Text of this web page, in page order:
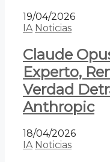
19/04/2026
IA Noticias
Claude
Experto,
Verdad
Anthropic
18/04/2026
IA Noticias